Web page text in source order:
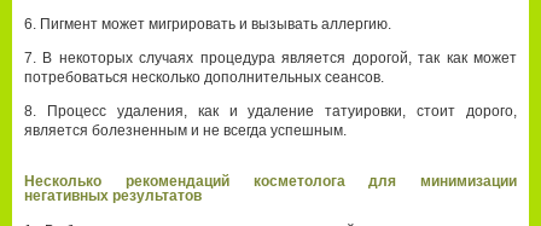
Пигмент может мигрировать и вызывать аллергию.
В некоторых случаях процедура является дорогой, так как может
потребоваться несколько дополнительных сеансов.
Процесс удаления, как и удаление татуировки, стоит дорого,
является болезненным и не всегда успешным.
Несколько рекомендаций косметолога для минимизации
негативных результатов